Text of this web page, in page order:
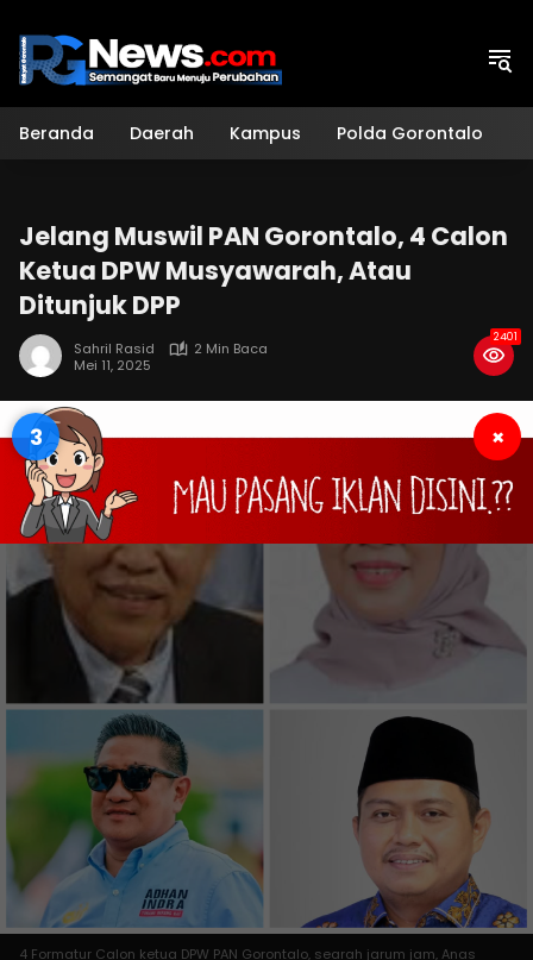
konten
Beranda Daerah Kampus Polda Gorontalo
Jelang Muswil PAN Gorontalo, 4 Calon
Ketua DPW Musyawarah, Atau
Ditunjuk DPP
Sahril Rasid
2 Min Baca
Mei 11, 2025
2401
2 ×
4 Formatur Calon ketua DPW PAN Gorontalo, searah jarum jam, Anas